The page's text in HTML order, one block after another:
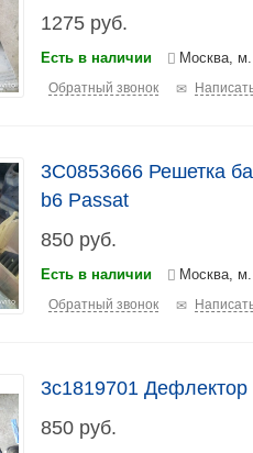
1275 руб.
Есть в наличии Москва,
Обратный звонок
3C0853666 Решетка
b6 Passat
850 руб.
Есть в наличии Москва,
Обратный звонок
3c1819701
850 руб.